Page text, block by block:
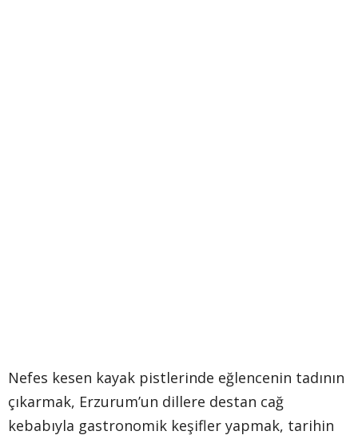
Nefes kesen kayak pistlerinde eğlencenin tadının
çıkarmak, Erzurum’un dillere destan cağ
kebabıyla gastronomik keşifler yapmak, tarihin